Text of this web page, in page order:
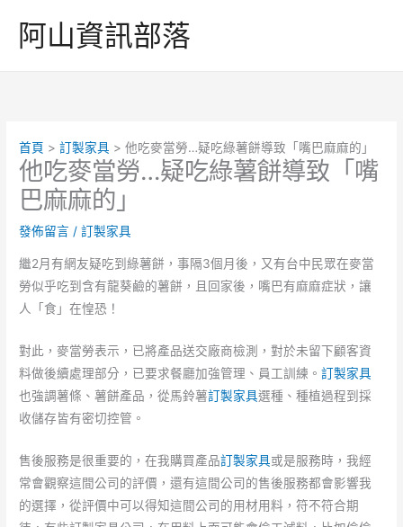
阿山資訊部落
首頁 訂製家具 他吃麥當勞…疑吃綠薯餅導致「嘴巴麻麻的」
他吃麥當勞…疑吃綠薯餅導致「嘴
巴麻麻的」
發佈留言 /訂製家具
繼2月有網友疑吃到綠薯餅，事隔3個月後，又有台中民眾在麥當
勞似乎吃到含有龍葵鹼的薯餅，且回家後，嘴巴有麻麻症狀，讓
人「食」在惶恐！
對此，麥當勞表示，已將產品送交廠商檢測，對於未留下顧客資
料做後續處理部分，已要求餐廳加強管理、員工訓練。訂製家具
也強調薯條、薯餅產品，從馬鈴薯訂製家具選種、種植過程到採
收儲存皆有密切控管。
售後服務是很重要的，在我購買產品訂製家具或是服務時，我經
常會觀察這間公司的評價，還有這間公司的售後服務都會影響我
的選擇，從評價中可以得知這間公司的用材用料，符不符合期